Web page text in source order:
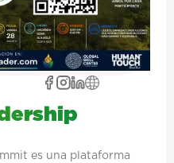
es una plataforma